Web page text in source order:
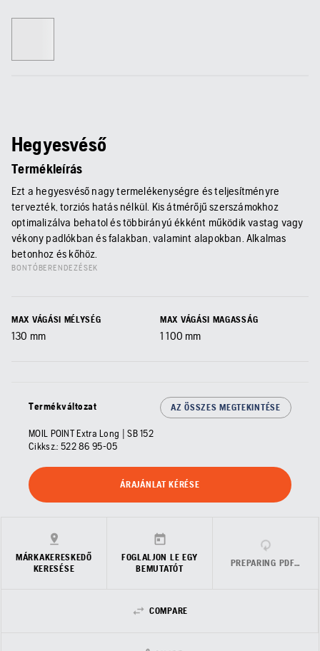
Hegyesvéső
Termékleírás
Ezt a hegyesvéső nagy termelékenységre és teljesítményre
tervezték, torziós hatás nélkül. Kis átmérőjű szerszámokhoz
optimalizálva behatol és többirányú ékként működik vastag vagy
vékony padlókban és falakban, valamint alapokban. Alkalmas
betonhoz és kőhöz.
BONTÓBERENDEZÉSEK
MAX VÁGÁSI MÉLYSÉG
130 mm
MAX VÁGÁSI MAGASSÁG
1 100 mm
Termékváltozat AZ ÖSSZES MEGTEKINTÉSE
MOIL POINT Extra Long | SB 152
Cikksz.: 522 86 95‑05
ÁRAJÁNLAT KÉRÉSE
MÁRKAKERESKEDŐ
KERESÉSE
FOGLALJON LE EGY
BEMUTATÓT
PREPARING PDF…
COMPARE